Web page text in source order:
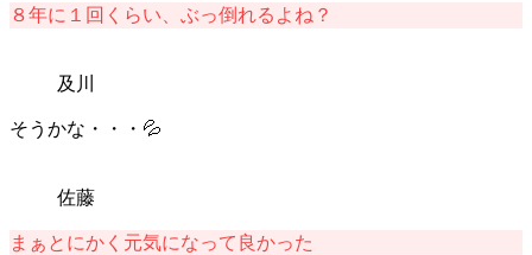
８年に１回くらい、ぶっ倒れるよね？
及川
そうかな・・・💦
佐藤
まぁとにかく元気になって良かった